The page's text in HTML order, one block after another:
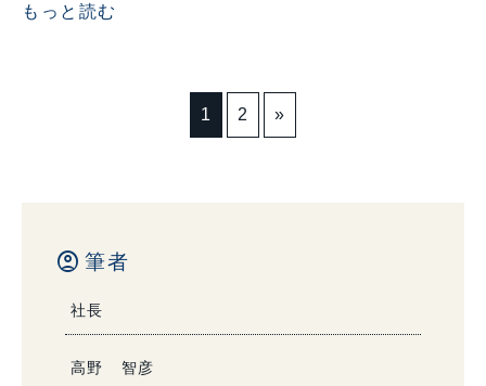
もっと読む
1 2 »
account_circle 筆者
社長
高野 智彦